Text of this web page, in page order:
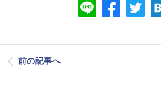
前の記事へ